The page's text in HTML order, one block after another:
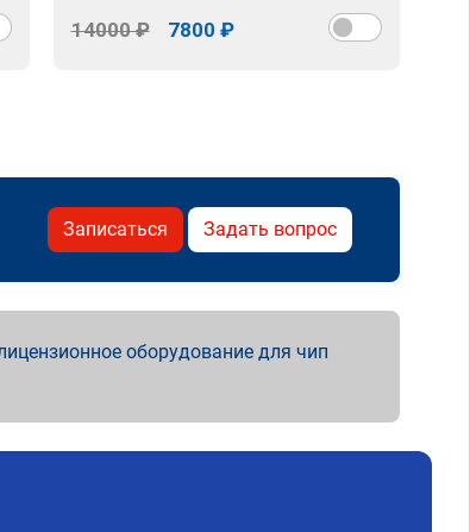
14000 ₽ 7800 ₽
Записаться Задать вопрос
оборудование для чип